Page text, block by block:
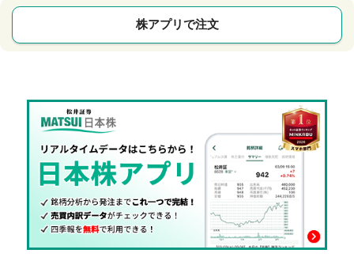
株アプリで注文